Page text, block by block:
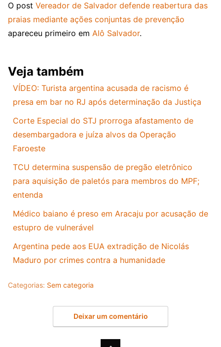
O post Vereador de Salvador defende reabertura das
praias mediante ações conjuntas de prevenção
apareceu primeiro em Alô Salvador.
Veja também
VÍDEO: Turista argentina acusada de racismo é
presa em bar no RJ após determinação da Justiça
Corte Especial do STJ prorroga afastamento de
desembargadora e juíza alvos da Operação
Faroeste
TCU determina suspensão de pregão eletrônico
para aquisição de paletós para membros do MPF;
entenda
Médico baiano é preso em Aracaju por acusação de
estupro de vulnerável
Argentina pede aos EUA extradição de Nicolás
Maduro por crimes contra a humanidade
Categorias: Sem categoria
Deixar um comentário